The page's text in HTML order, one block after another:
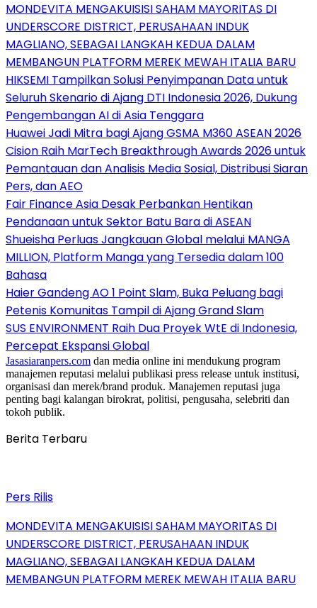
MONDEVITA MENGAKUISISI SAHAM MAYORITAS DI
UNDERSCORE DISTRICT, PERUSAHAAN INDUK
MAGLIANO, SEBAGAI LANGKAH KEDUA DALAM
MEMBANGUN PLATFORM MEREK MEWAH ITALIA BARU
HIKSEMI Tampilkan Solusi Penyimpanan Data untuk
Seluruh Skenario di Ajang DTI Indonesia 2026, Dukung
Pengembangan AI di Asia Tenggara
Huawei Jadi Mitra bagi Ajang GSMA M360 ASEAN 2026
Cision Raih MarTech Breakthrough Awards 2026 untuk
Pemantauan dan Analisis Media Sosial, Distribusi Siaran
Pers, dan AEO
Fair Finance Asia Desak Perbankan Hentikan
Pendanaan untuk Sektor Batu Bara di ASEAN
Shueisha Perluas Jangkauan Global melalui MANGA
MILLION, Platform Manga yang Tersedia dalam 100
Bahasa
Haier Gandeng AO 1 Point Slam, Buka Peluang bagi
Petenis Komunitas Tampil di Ajang Grand Slam
SUS ENVIRONMENT Raih Dua Proyek WtE di Indonesia,
Percepat Ekspansi Global
Jasasiaranpers.com dan media online ini mendukung program
manajemen reputasi melalui publikasi press release untuk institusi,
organisasi dan merek/brand produk. Manajemen reputasi juga
penting bagi kalangan birokrat, politisi, pengusaha, selebriti dan
tokoh publik.
Berita Terbaru
Pers Rilis
MONDEVITA MENGAKUISISI SAHAM MAYORITAS DI
UNDERSCORE DISTRICT, PERUSAHAAN INDUK
MAGLIANO, SEBAGAI LANGKAH KEDUA DALAM
MEMBANGUN PLATFORM MEREK MEWAH ITALIA BARU